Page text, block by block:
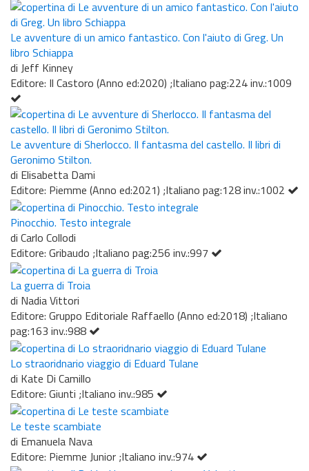
Le avventure di un amico fantastico. Con l'aiuto di Greg. Un
libro Schiappa
di Jeff Kinney
Editore: Il Castoro (Anno ed:2020) ;Italiano pag:224 inv.:1009
Le avventure di Sherlocco. Il fantasma del castello. Il libri di
Geronimo Stilton.
di Elisabetta Dami
Editore: Piemme (Anno ed:2021) ;Italiano pag:128 inv.:1002
Pinocchio. Testo integrale
di Carlo Collodi
Editore: Gribaudo ;Italiano pag:256 inv.:997
La guerra di Troia
di Nadia Vittori
Editore: Gruppo Editoriale Raffaello (Anno ed:2018) ;Italiano
pag:163 inv.:988
Lo straoridnario viaggio di Eduard Tulane
di Kate Di Camillo
Editore: Giunti ;Italiano inv.:985
Le teste scambiate
di Emanuela Nava
Editore: Piemme Junior ;Italiano inv.:974